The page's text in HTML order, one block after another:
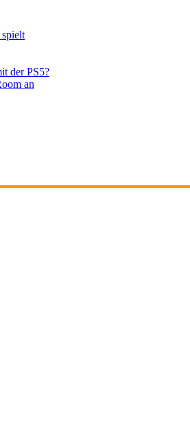
der PS5?
an